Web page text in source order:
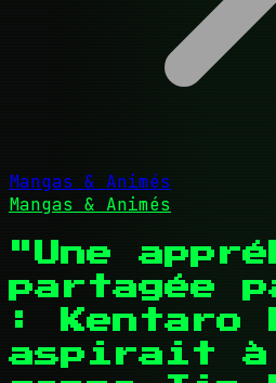
Mangas & Animés
Mangas & Animés
"Une
partagée
: Kentaro
aspirait à